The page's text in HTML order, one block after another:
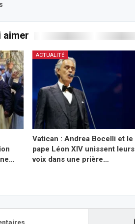
aimer
ACTUALITÉ
Vatican : Andrea Bocelli et le
pape Léon XIV unissent leurs
voix dans une prière…